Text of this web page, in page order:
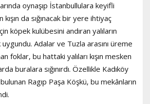
oynaşıp İstanbullulara keyifli
da sığınacak bir yere ihtiyaç
köpek kulübesini andıran yalıların
Adalar ve Tuzla arasını üreme
foklar, bu hattaki yalıları kışın mesken
buralara sığınırdı. Özellikle Kadıköy
Ragıp Paşa Köşkü, bu mekânların